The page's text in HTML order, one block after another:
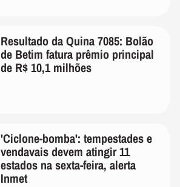
Resultado da Quina 7085: Bolão
de Betim fatura prêmio principal
de R$ 10,1 milhões
'Ciclone-bomba': tempestades e
vendavais devem atingir 11
estados na sexta-feira, alerta
Inmet